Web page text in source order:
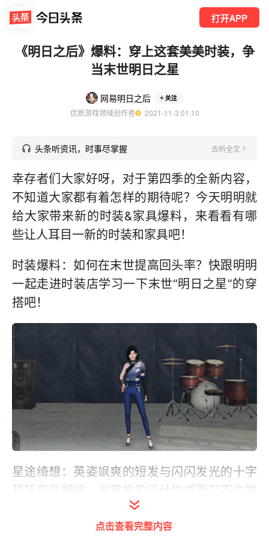
打开APP
《明日之后》爆料：穿上这套美美时装，争
当末世明日之星
网易明日之后 关注
优质游戏领域创作者
  2021-11-3 01:10
头条听资讯，时事尽掌握 去听全文
幸存者们大家好呀，对于第四季的全新内容，
不知道大家都有着怎样的期待呢？今天明明就
给大家带来新的时装&家具爆料，来看看有哪
些让人耳目一新的时装和家具吧！
时装爆料：如何在末世提高回头率？快跟明明
一起走进时装店学习一下末世“明日之星”的穿
搭吧！
星途绮想：英姿飒爽的短发与闪闪发光的十字
耳环交辉相映，半露肩的设计性感而又不失端
庄，右手戴上精致小巧的手环，明日“巨星”要
点击查看完整内容